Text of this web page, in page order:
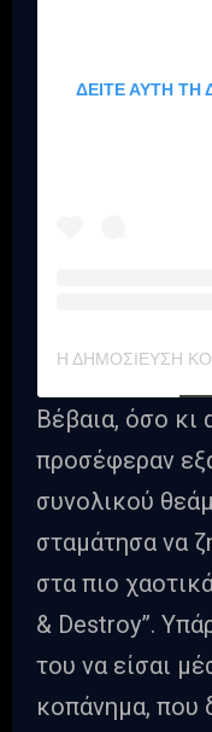
ΔΕΊΤΕ ΑΥΤΉ ΤΗ
Βέβαια, όσο κι
προσέφεραν
συνολικού
σταμάτησα να
στα πιο
& Destroy”.
του να είσαι
κοπάνημα, που